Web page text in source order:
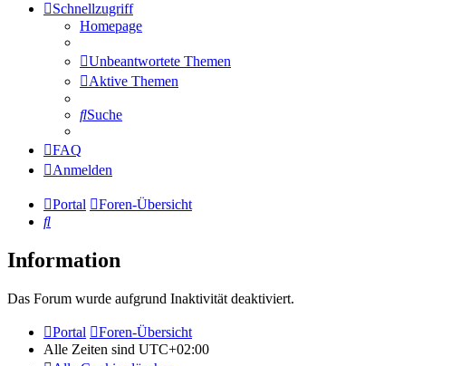
Schnellzugriff
Homepage
Unbeantwortete Themen
Aktive Themen
Suche
FAQ
Anmelden
Portal
Foren-Übersicht
Suche
Information
Das Forum wurde aufgrund Inaktivität deaktiviert.
Portal
Foren-Übersicht
Alle Zeiten sind UTC+02:00